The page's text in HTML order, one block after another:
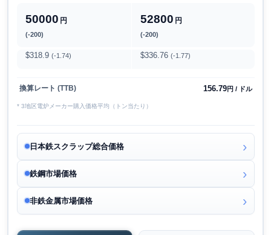
50000 円
(-200)
52800 円
(-200)
$318.9 (-1.74) $336.76 (-1.77)
換算レート (TTB) 156.79円 / ドル
* 3地区電炉メーカー購入価格平均（トン当たり）
日本鉄スクラップ総合価格
鉄鋼市場価格
非鉄金属市場価格